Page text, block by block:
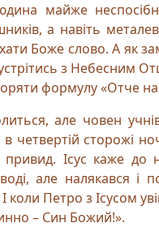
майже
а навіть
Боже слово. А як
з Небесним
формулу «Отче
але човен
четвертій сторожі
Ісус каже до
але налякався і
І коли Петро з Ісусом
– Син Божий!».